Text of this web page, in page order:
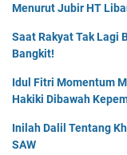
Menurut Jubir HT
Saat Rakyat Tak Lagi
Bangkit!
Idul Fitri Momentum
Hakiki Dibawah
Inilah Dalil Tentang
SAW